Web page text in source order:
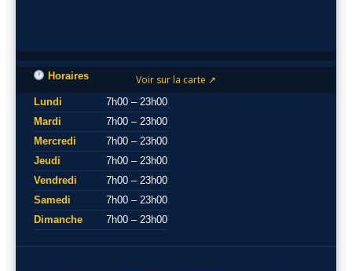
Voir sur la carte ↗
Horaires
Lundi
7h00 – 23h00
Mardi
7h00 – 23h00
Mercredi
7h00 – 23h00
Jeudi
7h00 – 23h00
Vendredi
7h00 – 23h00
Samedi
7h00 – 23h00
Dimanche
7h00 – 23h00